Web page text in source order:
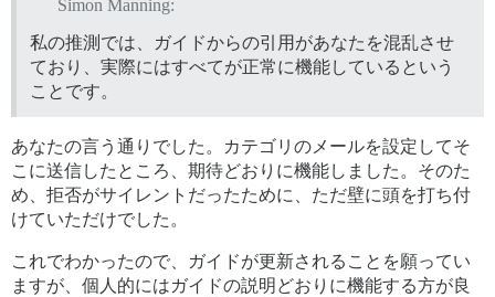
Simon Manning:
私の推測では、ガイドからの引用があなたを混乱させ
ており、実際にはすべてが正常に機能しているという
ことです。
あなたの言う通りでした。カテゴリのメールを設定してそ
こに送信したところ、期待どおりに機能しました。そのた
め、拒否がサイレントだったために、ただ壁に頭を打ち付
けていただけでした。
これでわかったので、ガイドが更新されることを願ってい
ますが、個人的にはガイドの説明どおりに機能する方が良